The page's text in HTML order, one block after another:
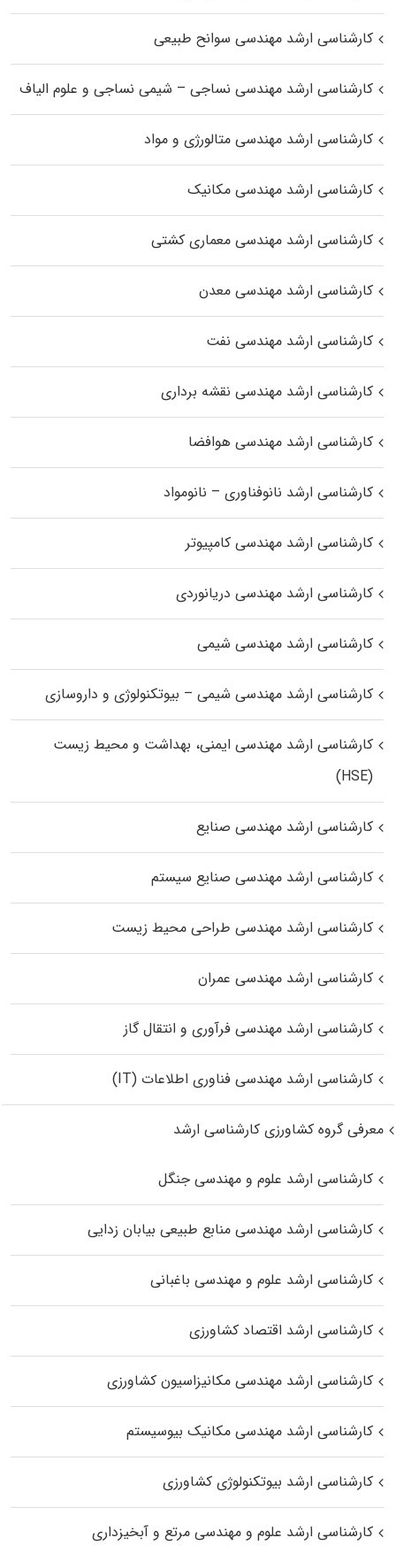
کارشناسی ارشد مهندسی سوانح طبیعی
کارشناسی ارشد مهندسی نساجی – شیمی نساجی و علوم الیاف
کارشناسی ارشد مهندسی متالورژی و مواد
کارشناسی ارشد مهندسی مکانیک
کارشناسی ارشد مهندسی معماری کشتی
کارشناسی ارشد مهندسی معدن
کارشناسی ارشد مهندسی نفت
کارشناسی ارشد مهندسی نقشه برداری
کارشناسی ارشد مهندسی هوافضا
کارشناسی ارشد نانوفناوری – نانومواد
کارشناسی ارشد مهندسی کامپیوتر
کارشناسی ارشد مهندسی دریانوردی
کارشناسی ارشد مهندسی شیمی
کارشناسی ارشد مهندسی شیمی – بیوتکنولوژی و داروسازی
کارشناسی ارشد مهندسی ایمنی، بهداشت و محیط زیست
(HSE)
کارشناسی ارشد مهندسی صنایع
کارشناسی ارشد مهندسی صنایع سیستم
کارشناسی ارشد مهندسی طراحی محیط زیست
کارشناسی ارشد مهندسی عمران
کارشناسی ارشد مهندسی فرآوری و انتقال گاز
کارشناسی ارشد مهندسی فناوری اطلاعات (IT)
معرفی گروه کشاورزی کارشناسی ارشد
کارشناسی ارشد علوم و مهندسی جنگل
کارشناسی ارشد مهندسی منابع طبیعی بیابان زدایی
کارشناسی ارشد علوم و مهندسی باغبانی
کارشناسی ارشد اقتصاد کشاورزی
کارشناسی ارشد مهندسی مکانیزاسیون کشاورزی
کارشناسی ارشد مهندسی مکانیک بیوسیستم
کارشناسی ارشد بیوتکنولوژی کشاورزی
کارشناسی ارشد علوم و مهندسی مرتع و آبخیزداری